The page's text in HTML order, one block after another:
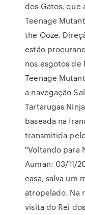
dos Gatos, que
Teenage
the Ooze.
estão
nos esgotos de
Teenage
a navegação
Tartarugas
baseada na
transmitida
"Voltando para
Auman: 03/11/
casa, salva um
atropelado. Na
visita do Rei